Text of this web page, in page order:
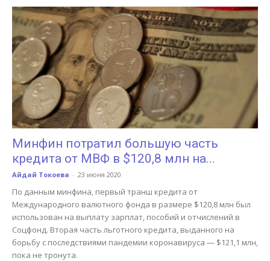
Минфин потратил большую часть
кредита от МВФ в $120,8 млн на...
Айдай Токоева - 23 июня 2020
По данным минфина, первый транш кредита от
Международного валютного фонда в размере $120,8 млн был
использован на выплату зарплат, пособий и отчислений в
Соцфонд. Вторая часть льготного кредита, выданного на
борьбу с последствиями пандемии коронавируса — $121,1 млн,
пока не тронута.